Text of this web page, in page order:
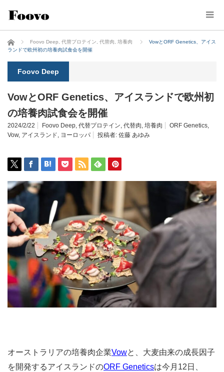
ホーム Foovo Deep 代替プロテイン 代替肉 培養肉
VowとORF Genetics、アイス
ランドで欧州初の培養肉試食会を開催
Foovo Deep
VowとORF Genetics、アイスランドで欧州初
の培養肉試食会を開催
2024/2/22 Foovo Deep, 代替プロテイン, 代替肉, 培養肉 ORF Genetics,
Vow, アイスランド, ヨーロッパ 投稿者: 佐藤 あゆみ
オーストラリアの培養肉企業Vowと、大麦由来の成長因子
を開発するアイスランドのORF Geneticsは今月12日、